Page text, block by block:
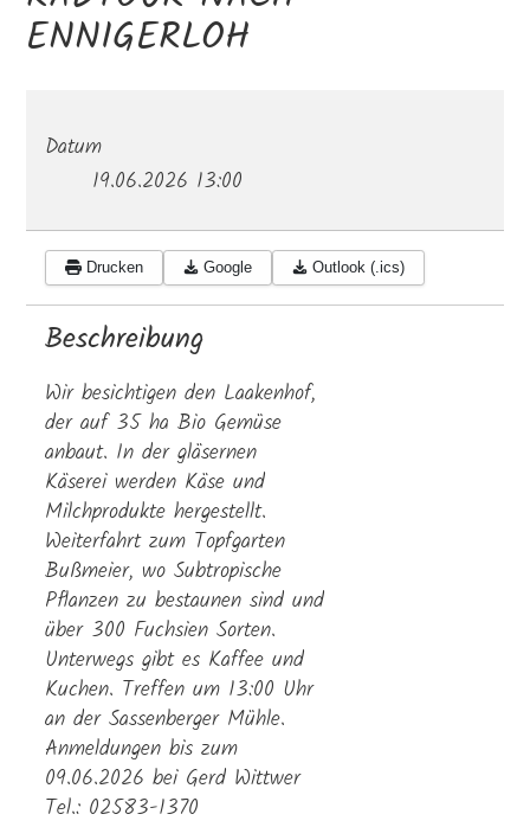
ENNIGERLOH
Datum
19.06.2026 13:00
Drucken Google Outlook (.ics)
Beschreibung
Wir besichtigen den Laakenhof,
der auf 35 ha Bio Gemüse
anbaut. In der gläsernen
Käserei werden Käse und
Milchprodukte hergestellt.
Weiterfahrt zum Topfgarten
Bußmeier, wo Subtropische
Pflanzen zu bestaunen sind und
über 300 Fuchsien Sorten.
Unterwegs gibt es Kaffee und
Kuchen. Treffen um 13:00 Uhr
an der Sassenberger Mühle.
Anmeldungen bis zum
09.06.2026 bei Gerd Wittwer
Tel.: 02583-1370